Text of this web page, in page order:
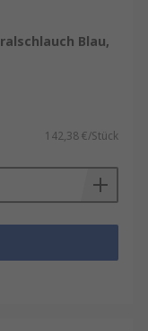
Blau,
142,38 €/Stück